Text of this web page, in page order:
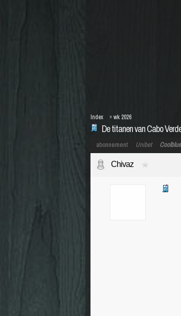
De titanen van Cabo
Index »wk 2026
abonnement Unibet Coolblue
Chivaz